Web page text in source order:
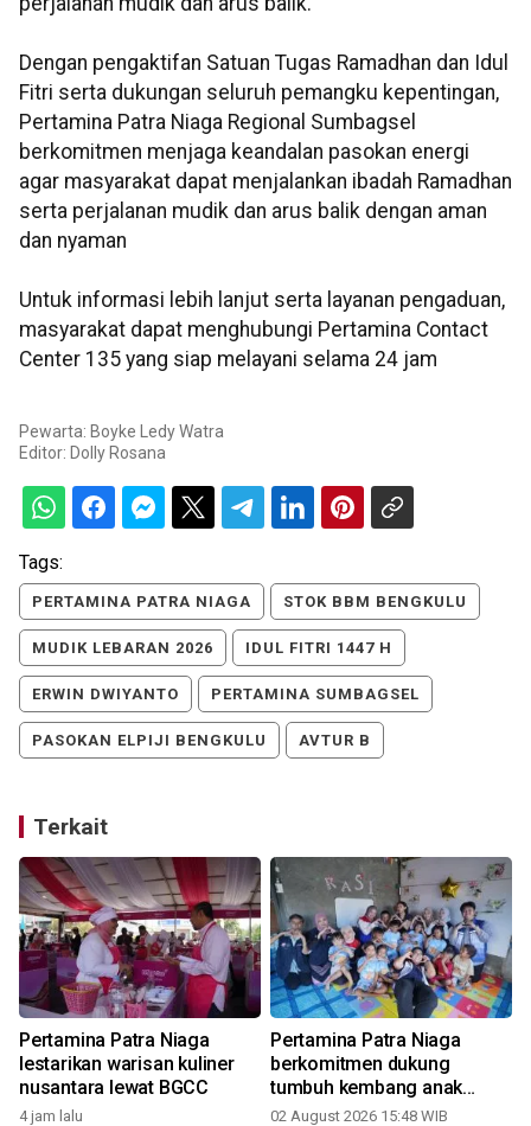
Dengan pengaktifan Satuan Tugas Ramadhan dan Idul
Fitri serta dukungan seluruh pemangku kepentingan,
Pertamina Patra Niaga Regional Sumbagsel
berkomitmen menjaga keandalan pasokan energi
agar masyarakat dapat menjalankan ibadah Ramadhan
serta perjalanan mudik dan arus balik dengan aman
dan nyaman
Untuk informasi lebih lanjut serta layanan pengaduan,
masyarakat dapat menghubungi Pertamina Contact
Center 135 yang siap melayani selama 24 jam
Pewarta: Boyke Ledy Watra
Editor: Dolly Rosana
Tags:
PERTAMINA PATRA NIAGA STOK BBM BENGKULU
MUDIK LEBARAN 2026 IDUL FITRI 1447 H
ERWIN DWIYANTO PERTAMINA SUMBAGSEL
PASOKAN ELPIJI BENGKULU AVTUR B
Terkait
Pertamina Patra Niaga
lestarikan warisan kuliner
nusantara lewat BGCC
4 jam lalu
Pertamina Patra Niaga
berkomitmen dukung
tumbuh kembang anak
Indonesia
02 August 2026 15:48 WIB